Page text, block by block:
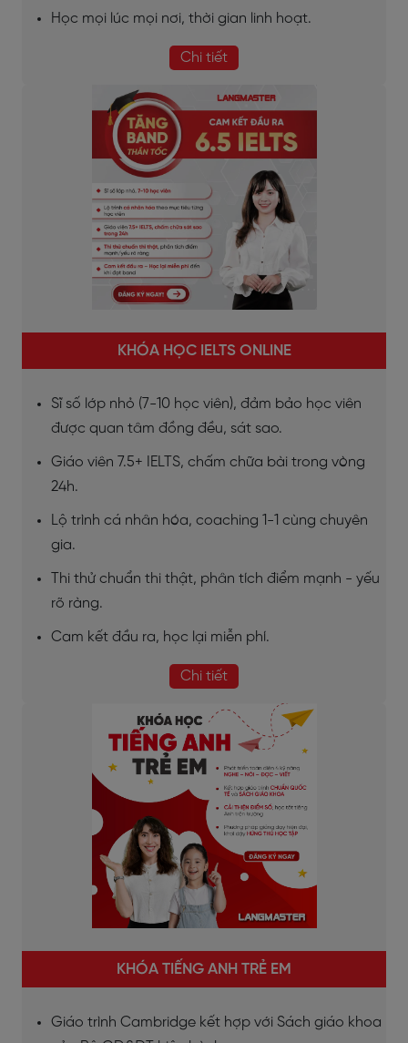
Học mọi lúc mọi nơi, thời gian linh hoạt.
Chi tiết
KHÓA HỌC IELTS ONLINE
Sĩ số lớp nhỏ (7-10 học viên), đảm bảo học viên
được quan tâm đồng đều, sát sao.
Giáo viên 7.5+ IELTS, chấm chữa bài trong vòng
24h.
Lộ trình cá nhân hóa, coaching 1-1 cùng chuyên
gia.
Thi thử chuẩn thi thật, phân tích điểm mạnh - yếu
rõ ràng.
Cam kết đầu ra, học lại miễn phí.
Chi tiết
KHÓA TIẾNG ANH TRẺ EM
Giáo trình Cambridge kết hợp với Sách giáo khoa